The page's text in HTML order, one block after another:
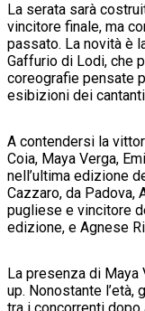
La serata sarà
vincitore finale, ma
passato. La novità è
Gaffurio di Lodi, che
coreografie pensate
esibizioni dei
A contendersi la
Coia, Maya Verga,
nell’ultima edizione
Cazzaro, da Padova,
pugliese e vincitore
edizione, e Agnese
La presenza di Maya
up. Nonostante